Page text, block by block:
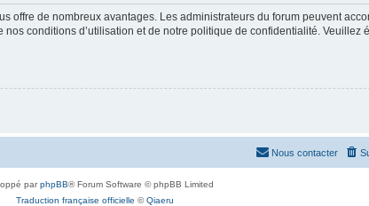
offre de nombreux avantages. Les administrateurs du forum peuvent
conditions d’utilisation et de notre politique de confidentialité.
Nous contacter
parphpBB® Forum Software © phpBB Limited
Traduction française officielle ©Qiaeru